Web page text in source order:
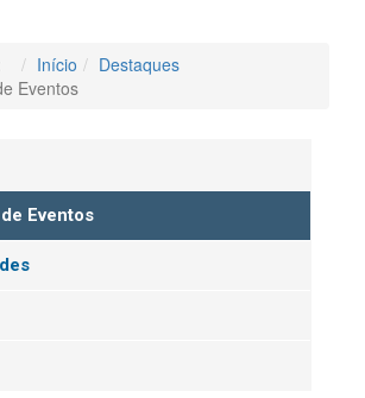
Início
Destaques
Eventos
Eventos